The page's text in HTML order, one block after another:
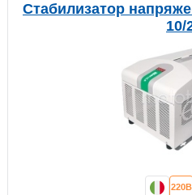
Стабилизатор
10/
220В